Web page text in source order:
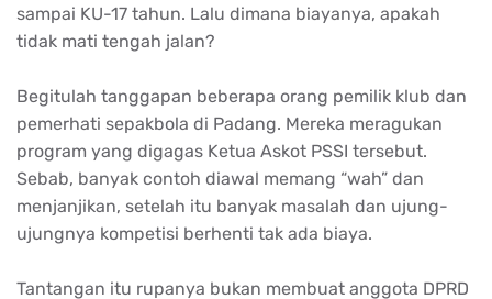
sampai KU-17 tahun. Lalu dimana biayanya, apakah
tidak mati tengah jalan?
Begitulah tanggapan beberapa orang pemilik klub dan
pemerhati sepakbola di Padang. Mereka meragukan
program yang digagas Ketua Askot PSSI tersebut.
Sebab, banyak contoh diawal memang “wah” dan
menjanjikan, setelah itu banyak masalah dan ujung-
ujungnya kompetisi berhenti tak ada biaya.
Tantangan itu rupanya bukan membuat anggota DPRD